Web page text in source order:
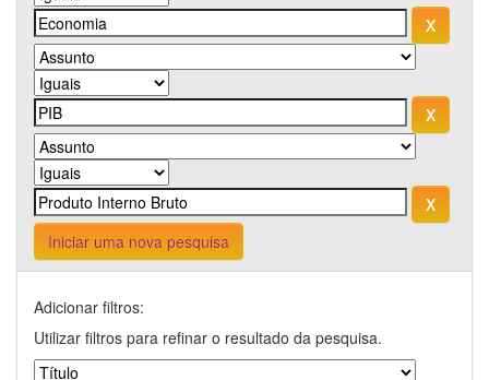
Iniciar uma nova pesquisa
Adicionar filtros:
Utilizar filtros para refinar o resultado da pesquisa.